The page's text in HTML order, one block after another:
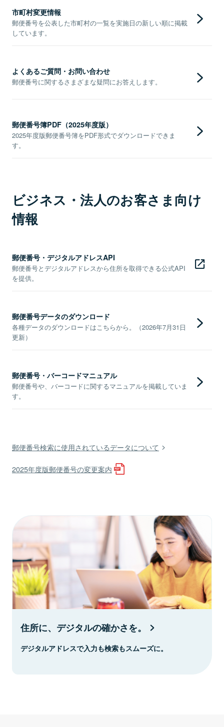
市町村変更情報
郵便番号を公表した市町村の一覧を実施日の新しい順に掲載
しています。
よくあるご質問・お問い合わせ
郵便番号に関するさまざまな疑問にお答えします。
郵便番号簿PDF（2025年度版）
2025年度版郵便番号簿をPDF形式でダウンロードできま
す。
ビジネス・法人のお客さま向け
情報
郵便番号・デジタルアドレスAPI
郵便番号とデジタルアドレスから住所を取得できる公式API
を提供。
郵便番号データのダウンロード
各種データのダウンロードはこちらから。（2026年7月31日
更新）
郵便番号・バーコードマニュアル
郵便番号や、バーコードに関するマニュアルを掲載していま
す。
郵便番号検索に使用されているデータについて
2025年度版郵便番号の変更案内
住所に、デジタルの確かさを。
デジタルアドレスで入力も検索もスムーズに。